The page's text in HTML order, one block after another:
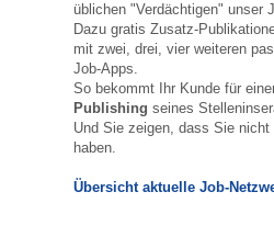
üblichen "Verdächtigen" unser
Dazu gratis Zusatz-
mit zwei, drei, vier weiteren
Job-Apps.
So bekommt Ihr Kunde für
Publishing seines
Und Sie zeigen, dass Sie nicht
haben.
Übersicht aktuelle Job-